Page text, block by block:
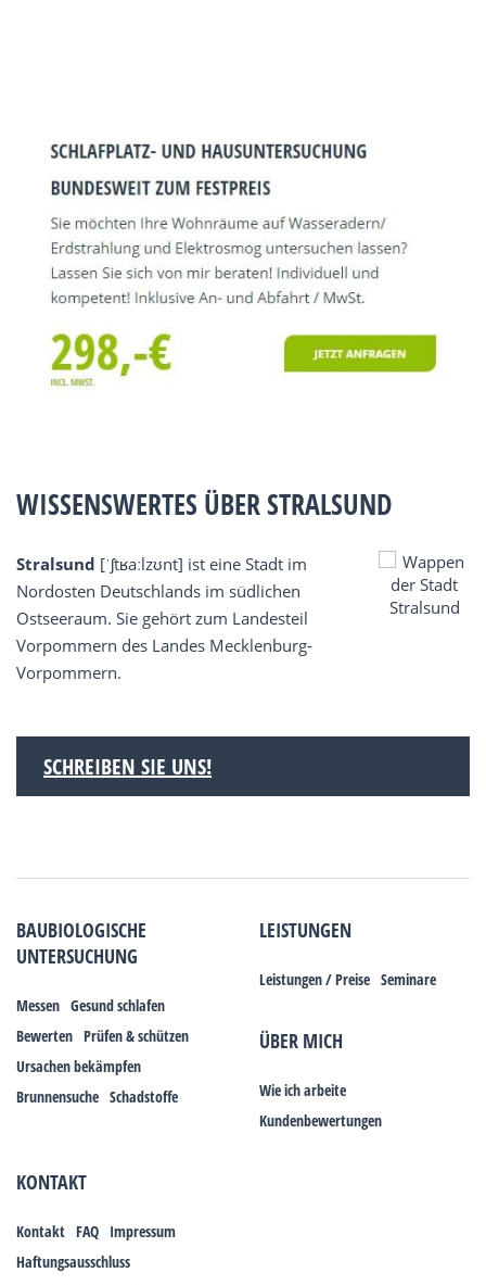
WISSENSWERTES ÜBER STRALSUND
Stralsund [ˈʃtʁaːlzʊnt] ist eine Stadt im
Nordosten Deutschlands im südlichen
Ostseeraum. Sie gehört zum Landesteil
Vorpommern des Landes Mecklenburg-
Vorpommern.
SCHREIBEN SIE UNS!
BAUBIOLOGISCHE
UNTERSUCHUNG
Messen Gesund schlafen
Bewerten Prüfen & schützen
Ursachen bekämpfen
Brunnensuche Schadstoffe
LEISTUNGEN
Leistungen / Preise Seminare
ÜBER MICH
Wie ich arbeite
Kundenbewertungen
KONTAKT
Kontakt FAQ Impressum
Haftungsausschluss